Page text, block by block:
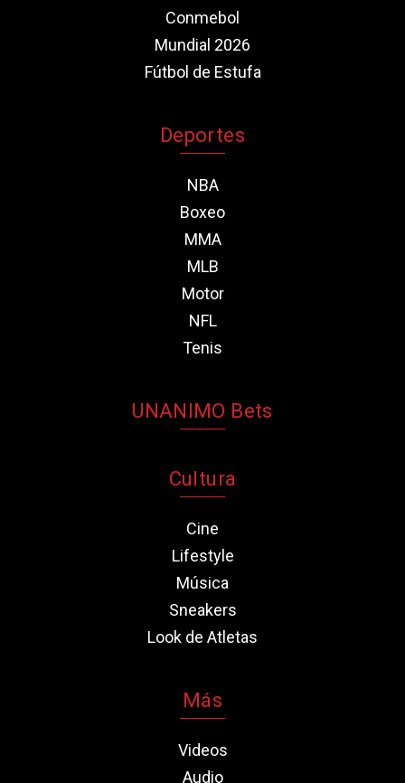
Conmebol
Mundial 2026
Fútbol de Estufa
Deportes
NBA
Boxeo
MMA
MLB
Motor
NFL
Tenis
UNANIMO Bets
Cultura
Cine
Lifestyle
Música
Sneakers
Look de Atletas
Más
Videos
Audio